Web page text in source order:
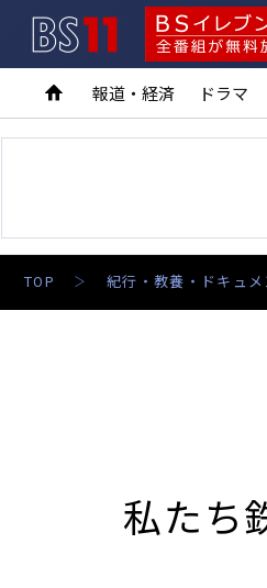
BSイレブンは全番組が
報道・経済 ドラマ
TOP 紀行・教養・ドキュ
私たち